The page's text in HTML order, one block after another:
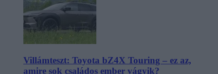
Villámteszt: Toyota bZ4X Touring – ez az,
amire sok családos ember vágyik?